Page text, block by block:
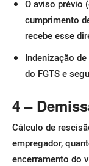
O aviso prévio
cumprimento
recebe esse
Indenização de
do FGTS e
4 –
Cálculo de
empregador,
encerramento do